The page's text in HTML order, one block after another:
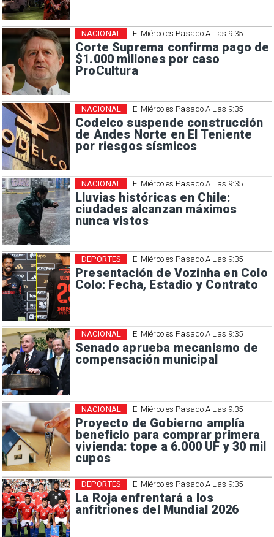
El Miércoles Pasado A Las 9:35
Corte Suprema confirma pago de
$1.000 millones por caso
ProCultura
NACIONAL
El Miércoles Pasado A Las 9:35
Codelco suspende construcción
de Andes Norte en El Teniente
por riesgos sísmicos
NACIONAL
El Miércoles Pasado A Las 9:35
Lluvias históricas en Chile:
ciudades alcanzan máximos
nunca vistos
NACIONAL
El Miércoles Pasado A Las 9:35
Presentación de Vozinha en Colo
Colo: Fecha, Estadio y Contrato
DEPORTES
El Miércoles Pasado A Las 9:35
Senado aprueba mecanismo de
compensación municipal
NACIONAL
El Miércoles Pasado A Las 9:35
Proyecto de Gobierno amplía
beneficio para comprar primera
vivienda: tope a 6.000 UF y 30 mil
cupos
NACIONAL
El Miércoles Pasado A Las 9:35
La Roja enfrentará a los
anfitriones del Mundial 2026
DEPORTES